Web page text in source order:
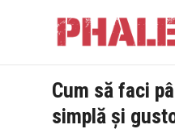
Cum să faci
simplă și